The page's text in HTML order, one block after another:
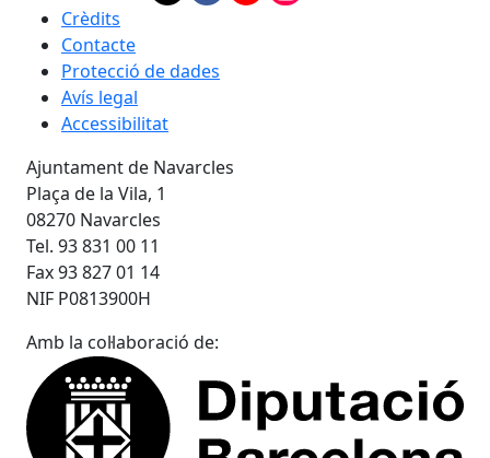
Crèdits
Contacte
Protecció de dades
Avís legal
Accessibilitat
Ajuntament de Navarcles
Plaça de la Vila, 1
08270 Navarcles
Tel. 93 831 00 11
Fax 93 827 01 14
NIF P0813900H
Amb la col·laboració de: